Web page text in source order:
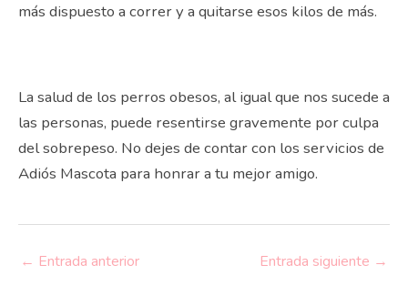
más dispuesto a correr y a quitarse esos kilos de más.
La salud de los perros obesos, al igual que nos sucede a
las personas, puede resentirse gravemente por culpa
del sobrepeso. No dejes de contar con los servicios de
Adiós Mascota para honrar a tu mejor amigo.
← Entrada anterior Entrada siguiente →